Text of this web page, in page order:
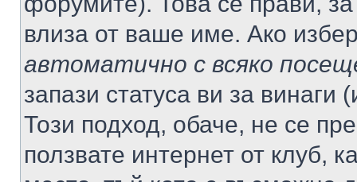
влиза от ваше име. Ако
автоматично с всяко
запази статуса ви за винаги
Този подход, обаче, не се
ползвате интернет от клуб,